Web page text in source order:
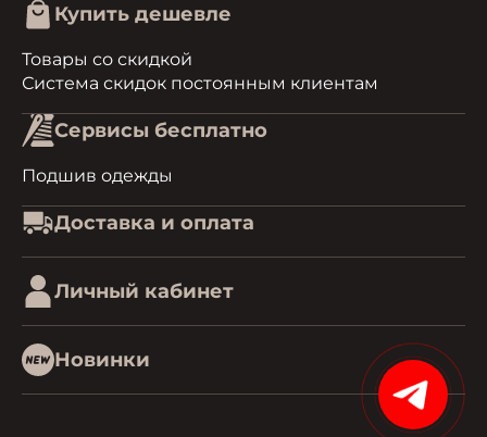
Купить дешевле
Товары со скидкой
Система скидок постоянным клиентам
Сервисы бесплатно
Подшив одежды
Доставка и оплата
Личный кабинет
Новинки
15%